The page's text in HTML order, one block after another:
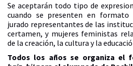
Se aceptarán todo tipo de
cuando se presenten en formato
jurado representantes de las
certamen, y mujeres feministas
de la creación, la cultura y la
Todos los años se organiza el